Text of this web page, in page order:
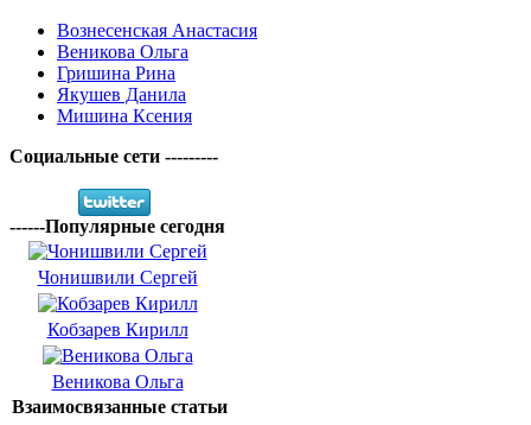
Вознесенская Анастасия
Веникова Ольга
Гришина Рина
Якушев Данила
Мишина Ксения
Социальные сети ---------
------Популярные сегодня
Чонишвили Сергей
Кобзарев Кирилл
Веникова Ольга
Взаимосвязанные статьи